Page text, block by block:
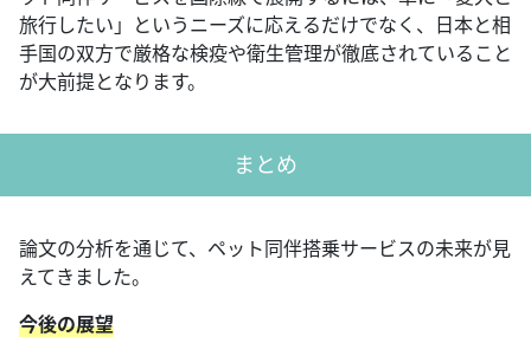
旅行したい」というニーズに応えるだけでなく、日本と相
手国の双方で厳格な検疫や衛生管理が徹底されていること
が大前提となります。
まとめ
論文の分析を通じて、ペット同伴搭乗サービスの未来が見
えてきました。
今後の展望